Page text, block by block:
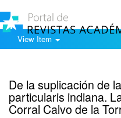
View Item
De la suplicación de
particularis indiana.
Corral Calvo de la